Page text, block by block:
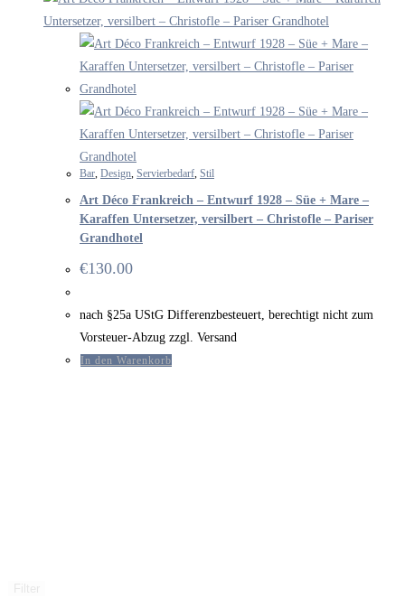
Bar Design Servierbedarf Stil
Art Déco Frankreich – Entwurf 1928 – Süe + Mare –
Karaffen Untersetzer, versilbert – Christofle – Pariser
Grandhotel
€130.00
nach §25a UStG Differenzbesteuert, berechtigt nicht zum
Vorsteuer-Abzug zzgl. Versand
In den Warenkorb